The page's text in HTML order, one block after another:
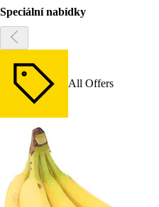
Speciální nabídky
All Offers